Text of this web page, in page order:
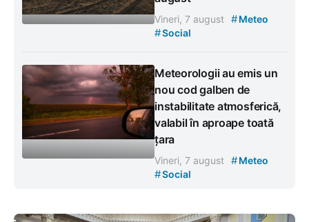
Vineri, 7 august #Meteo
#Social
Meteorologii au emis un
nou cod galben de
instabilitate atmosferică,
valabil în aproape toată
țara
Vineri, 7 august #Meteo
#Social